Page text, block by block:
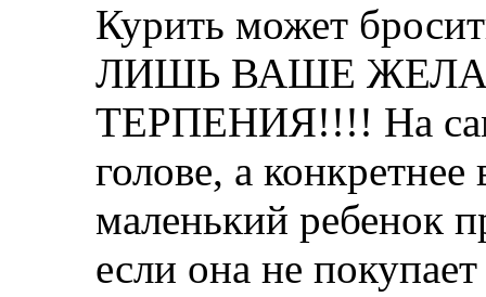
Курить может
ЛИШЬ ВАШЕ
ТЕРПЕНИЯ!!!! На
голове, а
маленький ребенок
если она не